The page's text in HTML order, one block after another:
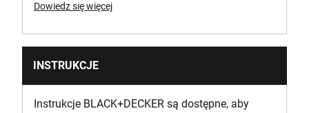
Dowiedz się więcej
INSTRUKCJE
Instrukcje BLACK+DECKER są dostępne, aby